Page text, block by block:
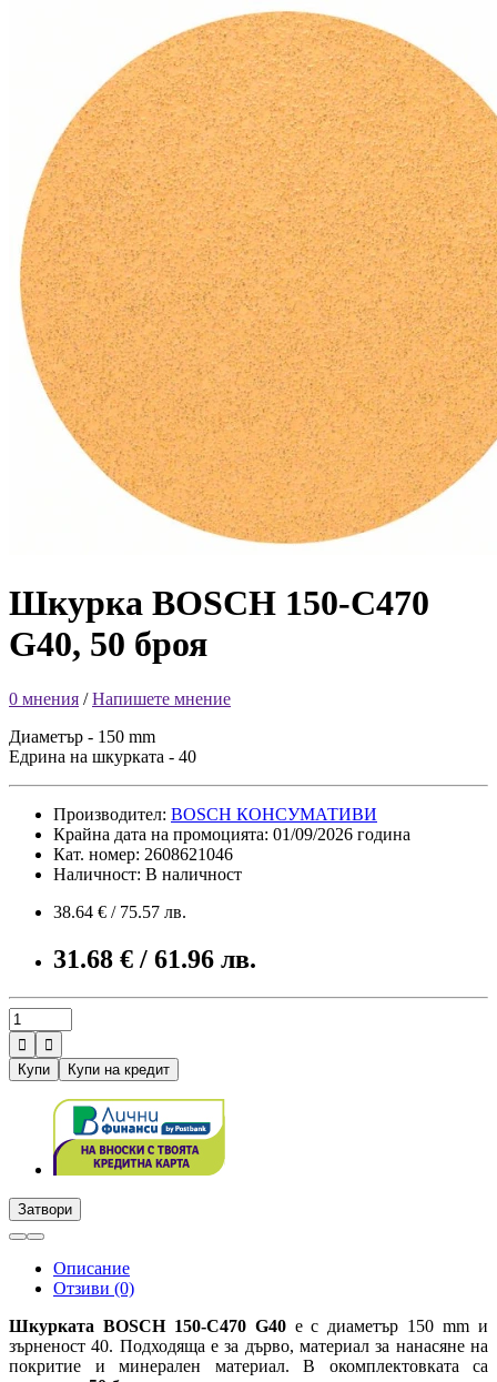
Шкурка BOSCH 150-C470
G40, 50 броя
0 мнения /Напишете мнение
Диаметър - 150 mm
Едрина на шкурката - 40
Производител: BOSCH КОНСУМАТИВИ
Крайна дата на промоцията: 01/09/2026 година
Кат. номер: 2608621046
Наличност: В наличност
38.64 € / 75.57 лв.
31.68 € / 61.96 лв.


Купи
Купи на кредит
Затвори
Описание
Отзиви (0)
Шкурката BOSCH 150-C470 G40е с диаметър 150 mm и
зърненост 40. Подходяща е за дърво, материал за нанасяне на
покритие и минерален материал. В окомплектовката са